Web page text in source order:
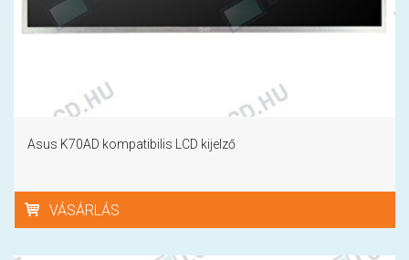
Asus K70AD kompatibilis LCD kijelző
VÁSÁRLÁS